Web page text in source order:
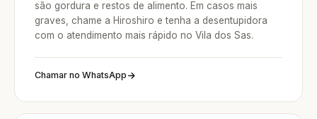
são gordura e restos de alimento. Em casos mais
graves, chame a Hiroshiro e tenha a desentupidora
com o atendimento mais rápido no Vila dos Sas.
Chamar no WhatsApp